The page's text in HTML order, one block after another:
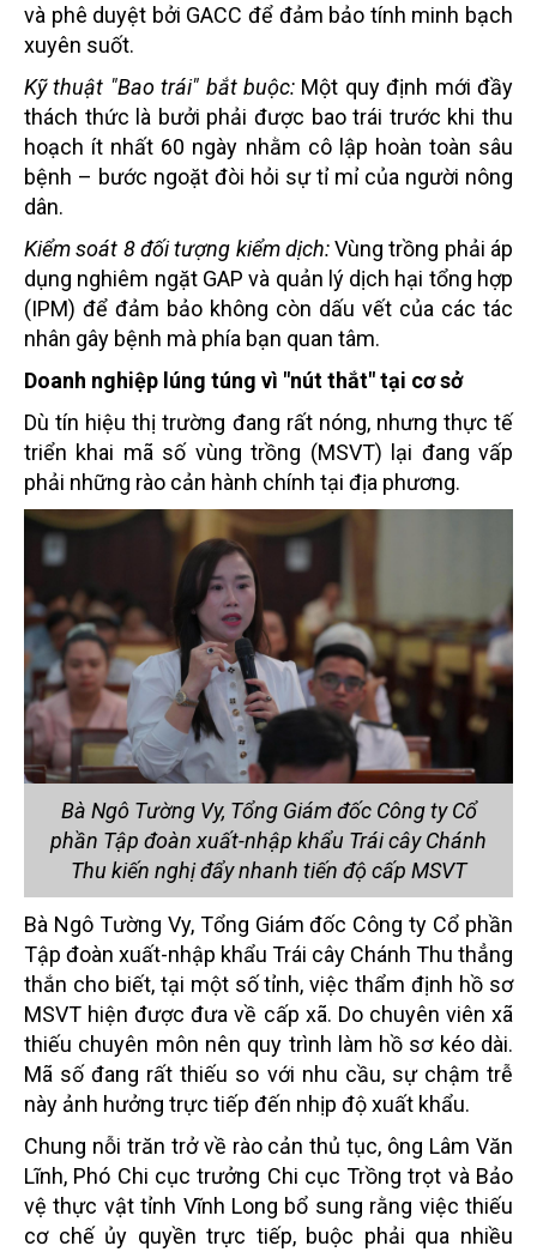
và phê duyệt bởi GACC để đảm bảo tính minh bạch
xuyên suốt.
Kỹ thuật "Bao trái" bắt buộc: Một quy định mới đầy
thách thức là bưởi phải được bao trái trước khi thu
hoạch ít nhất 60 ngày nhằm cô lập hoàn toàn sâu
bệnh – bước ngoặt đòi hỏi sự tỉ mỉ của người nông
dân.
Kiểm soát 8 đối tượng kiểm dịch: Vùng trồng phải áp
dụng nghiêm ngặt GAP và quản lý dịch hại tổng hợp
(IPM) để đảm bảo không còn dấu vết của các tác
nhân gây bệnh mà phía bạn quan tâm.
Doanh nghiệp lúng túng vì "nút thắt" tại cơ sở
Dù tín hiệu thị trường đang rất nóng, nhưng thực tế
triển khai mã số vùng trồng (MSVT) lại đang vấp
phải những rào cản hành chính tại địa phương.
Bà Ngô Tường Vy, Tổng Giám đốc Công ty Cổ
phần Tập đoàn xuất-nhập khẩu Trái cây Chánh
Thu kiến nghị đẩy nhanh tiến độ cấp MSVT
Bà Ngô Tường Vy, Tổng Giám đốc Công ty Cổ phần
Tập đoàn xuất-nhập khẩu Trái cây Chánh Thu thẳng
thắn cho biết, tại một số tỉnh, việc thẩm định hồ sơ
MSVT hiện được đưa về cấp xã. Do chuyên viên xã
thiếu chuyên môn nên quy trình làm hồ sơ kéo dài.
Mã số đang rất thiếu so với nhu cầu, sự chậm trễ
này ảnh hưởng trực tiếp đến nhịp độ xuất khẩu.
Chung nỗi trăn trở về rào cản thủ tục, ông Lâm Văn
Lĩnh, Phó Chi cục trưởng Chi cục Trồng trọt và Bảo
vệ thực vật tỉnh Vĩnh Long bổ sung rằng việc thiếu
cơ chế ủy quyền trực tiếp, buộc phải qua nhiều